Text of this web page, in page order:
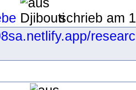
schrieb am